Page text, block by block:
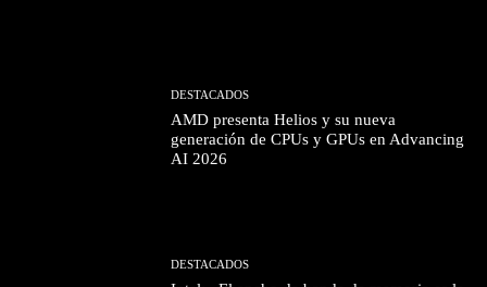
DESTACADOS
AMD presenta Helios y su nueva
generación de CPUs y GPUs en Advancing
AI 2026
DESTACADOS